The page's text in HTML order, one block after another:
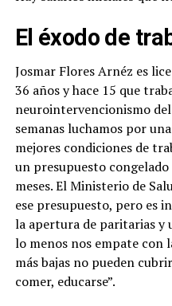
El éxodo de
Josmar Flores Arnéz es
36 años y hace 15 que
neurointervencionismo del
semanas luchamos por
mejores condiciones de
un presupuesto
meses. El Ministerio de
ese presupuesto, pero es
la apertura de paritarias y
lo menos nos empate con
más bajas no pueden
comer, educarse”.